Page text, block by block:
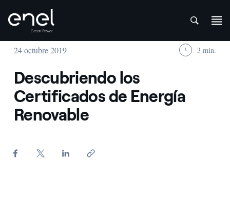
Saltar al contenido
24 octubre 2019 3 min.
Descubriendo los
Certificados de Energía
Renovable